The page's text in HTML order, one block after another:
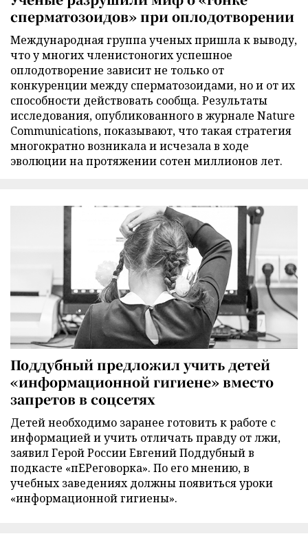
сперматозоидов» при оплодотворении
Международная группа ученых пришла к выводу,
что у многих членистоногих успешное
оплодотворение зависит не только от
конкуренции между сперматозоидами, но и от их
способности действовать сообща. Результаты
исследования, опубликованного в журнале Nature
Communications, показывают, что такая стратегия
многократно возникала и исчезала в ходе
эволюции на протяжении сотен миллионов лет.
Поддубный предложил учить детей
«информационной гигиене» вместо
запретов в соцсетях
Детей необходимо заранее готовить к работе с
информацией и учить отличать правду от лжи,
заявил Герой России Евгений Поддубный в
подкасте «пЕРеговорка». По его мнению, в
учебных заведениях должны появиться уроки
«информационной гигиены».